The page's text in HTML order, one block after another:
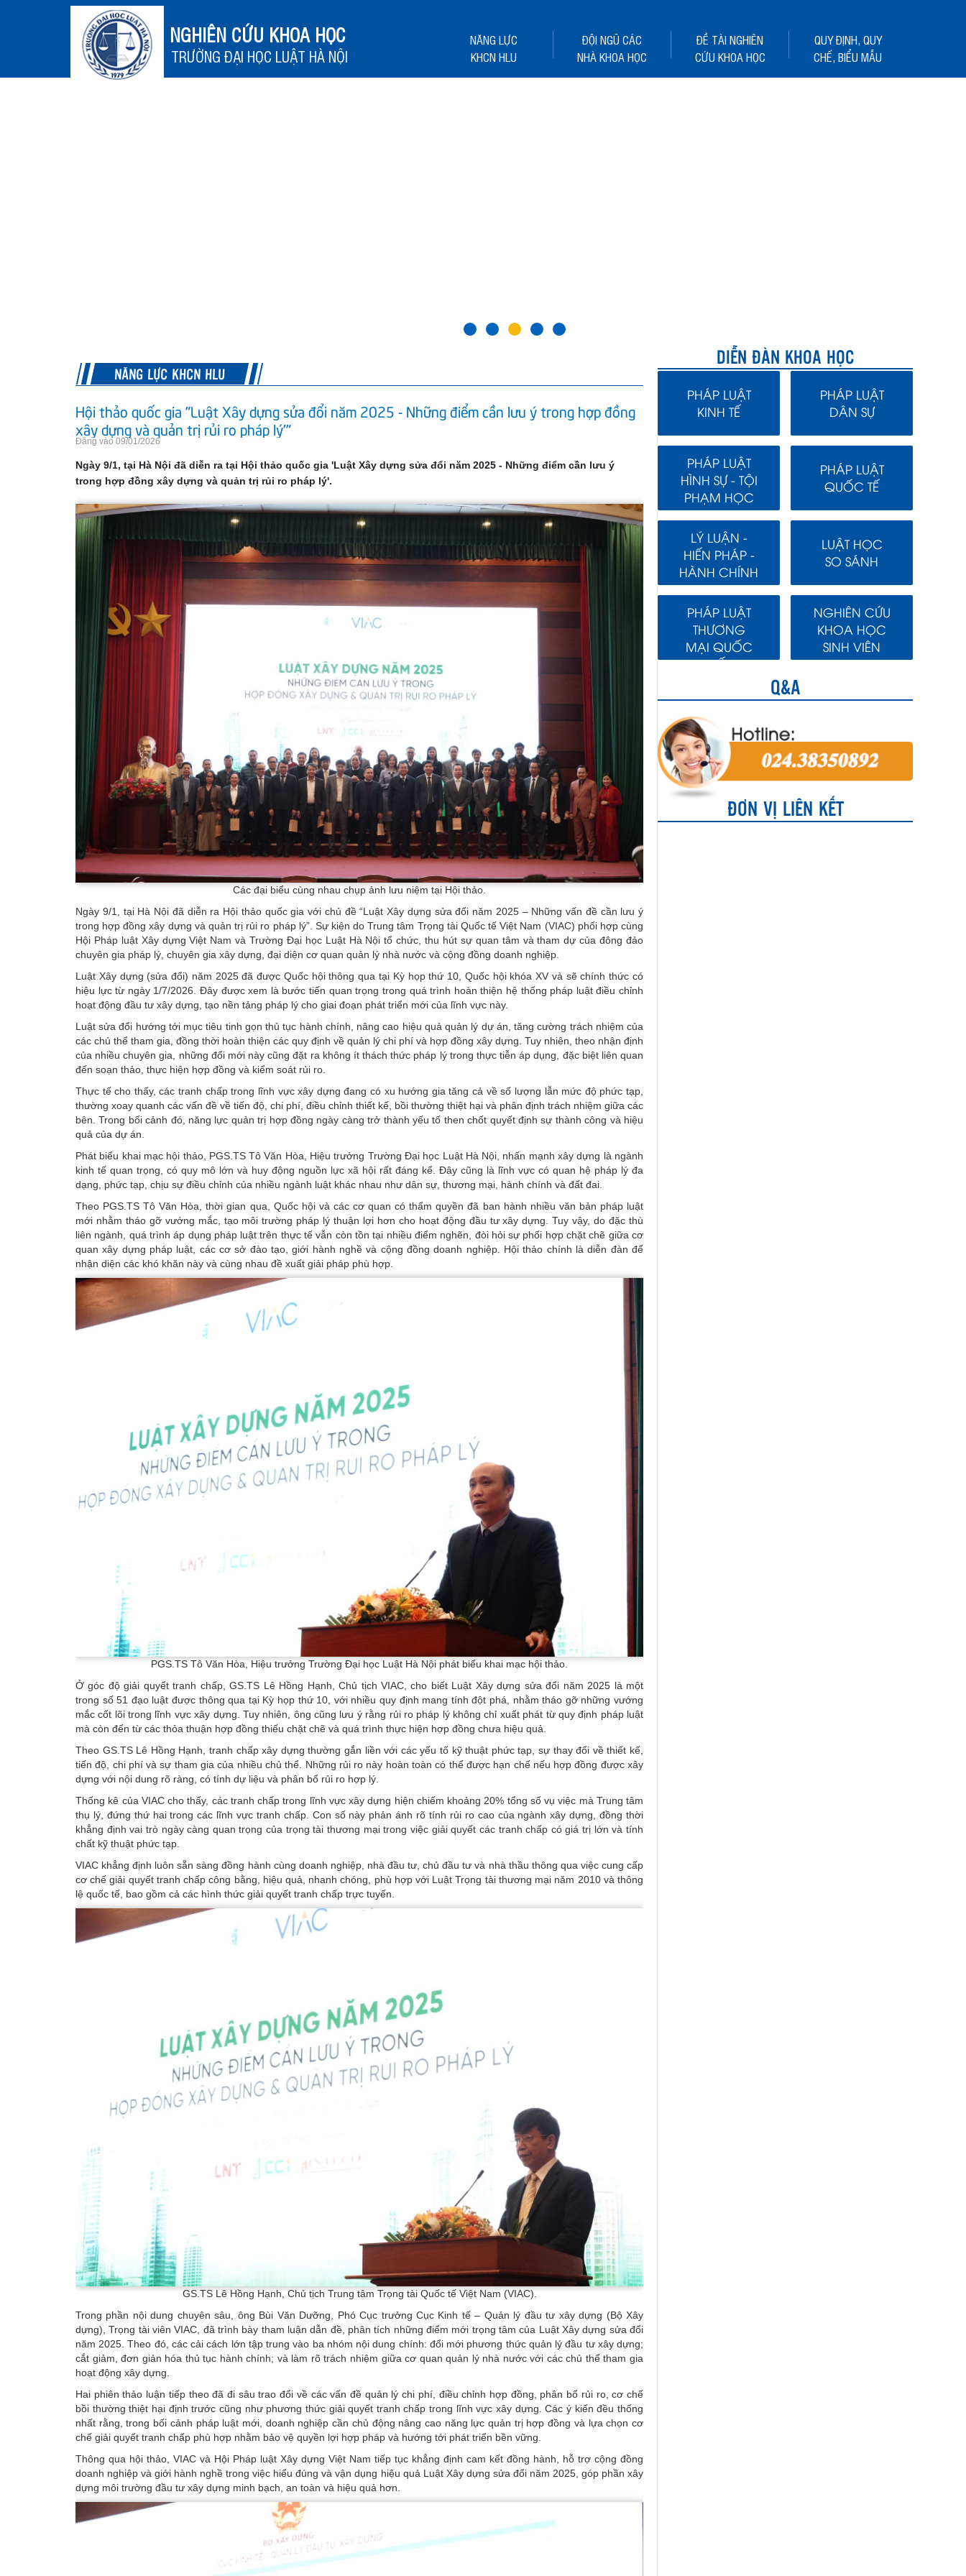
NGHIÊN CỨU KHOA HỌC
TRƯỜNG ĐẠI HỌC LUẬT HÀ NỘI
NĂNG LỰC
KHCN HLU
ĐỘI NGŨ CÁC
NHÀ KHOA HỌC
ĐỀ TÀI NGHIÊN
CỨU KHOA HỌC
QUY ĐỊNH, QUY
CHẾ, BIỂU MẪU
NĂNG LỰC KHCN HLU
Hội thảo quốc gia "Luật Xây dựng sửa đổi năm 2025 - Những điểm cần lưu ý trong hợp đồng
xây dựng và quản trị rủi ro pháp lý'"
Đăng vào 09/01/2026
Ngày 9/1, tại Hà Nội đã diễn ra tại Hội thảo quốc gia 'Luật Xây dựng sửa đổi năm 2025 - Những điểm cần lưu ý
trong hợp đồng xây dựng và quản trị rủi ro pháp lý'.
Các đại biểu cùng nhau chụp ảnh lưu niệm tại Hội thảo.
Ngày 9/1, tại Hà Nội đã diễn ra Hội thảo quốc gia với chủ đề “Luật Xây dựng sửa đổi năm 2025 – Những vấn đề cần lưu ý
trong hợp đồng xây dựng và quản trị rủi ro pháp lý”. Sự kiện do Trung tâm Trọng tài Quốc tế Việt Nam (VIAC) phối hợp cùng
Hội Pháp luật Xây dựng Việt Nam và Trường Đại học Luật Hà Nội tổ chức, thu hút sự quan tâm và tham dự của đông đảo
chuyên gia pháp lý, chuyên gia xây dựng, đại diện cơ quan quản lý nhà nước và cộng đồng doanh nghiệp.
Luật Xây dựng (sửa đổi) năm 2025 đã được Quốc hội thông qua tại Kỳ họp thứ 10, Quốc hội khóa XV và sẽ chính thức có
hiệu lực từ ngày 1/7/2026. Đây được xem là bước tiến quan trọng trong quá trình hoàn thiện hệ thống pháp luật điều chỉnh
hoạt động đầu tư xây dựng, tạo nền tảng pháp lý cho giai đoạn phát triển mới của lĩnh vực này.
Luật sửa đổi hướng tới mục tiêu tinh gọn thủ tục hành chính, nâng cao hiệu quả quản lý dự án, tăng cường trách nhiệm của
các chủ thể tham gia, đồng thời hoàn thiện các quy định về quản lý chi phí và hợp đồng xây dựng. Tuy nhiên, theo nhận định
của nhiều chuyên gia, những đổi mới này cũng đặt ra không ít thách thức pháp lý trong thực tiễn áp dụng, đặc biệt liên quan
đến soạn thảo, thực hiện hợp đồng và kiểm soát rủi ro.
Thực tế cho thấy, các tranh chấp trong lĩnh vực xây dựng đang có xu hướng gia tăng cả về số lượng lẫn mức độ phức tạp,
thường xoay quanh các vấn đề về tiến độ, chi phí, điều chỉnh thiết kế, bồi thường thiệt hại và phân định trách nhiệm giữa các
bên. Trong bối cảnh đó, năng lực quản trị hợp đồng ngày càng trở thành yếu tố then chốt quyết định sự thành công và hiệu
quả của dự án.
Phát biểu khai mạc hội thảo, PGS.TS Tô Văn Hòa, Hiệu trưởng Trường Đại học Luật Hà Nội, nhấn mạnh xây dựng là ngành
kinh tế quan trọng, có quy mô lớn và huy động nguồn lực xã hội rất đáng kể. Đây cũng là lĩnh vực có quan hệ pháp lý đa
dạng, phức tạp, chịu sự điều chỉnh của nhiều ngành luật khác nhau như dân sự, thương mại, hành chính và đất đai.
Theo PGS.TS Tô Văn Hòa, thời gian qua, Quốc hội và các cơ quan có thẩm quyền đã ban hành nhiều văn bản pháp luật
mới nhằm tháo gỡ vướng mắc, tạo môi trường pháp lý thuận lợi hơn cho hoạt động đầu tư xây dựng. Tuy vậy, do đặc thù
liên ngành, quá trình áp dụng pháp luật trên thực tế vẫn còn tồn tại nhiều điểm nghẽn, đòi hỏi sự phối hợp chặt chẽ giữa cơ
quan xây dựng pháp luật, các cơ sở đào tạo, giới hành nghề và cộng đồng doanh nghiệp. Hội thảo chính là diễn đàn để
nhận diện các khó khăn này và cùng nhau đề xuất giải pháp phù hợp.
PGS.TS Tô Văn Hòa, Hiệu trưởng Trường Đại học Luật Hà Nội phát biểu khai mạc hội thảo.
Ở góc độ giải quyết tranh chấp, GS.TS Lê Hồng Hạnh, Chủ tịch VIAC, cho biết Luật Xây dựng sửa đổi năm 2025 là một
trong số 51 đạo luật được thông qua tại Kỳ họp thứ 10, với nhiều quy định mang tính đột phá, nhằm tháo gỡ những vướng
mắc cốt lõi trong lĩnh vực xây dựng. Tuy nhiên, ông cũng lưu ý rằng rủi ro pháp lý không chỉ xuất phát từ quy định pháp luật
mà còn đến từ các thỏa thuận hợp đồng thiếu chặt chẽ và quá trình thực hiện hợp đồng chưa hiệu quả.
Theo GS.TS Lê Hồng Hạnh, tranh chấp xây dựng thường gắn liền với các yếu tố kỹ thuật phức tạp, sự thay đổi về thiết kế,
tiến độ, chi phí và sự tham gia của nhiều chủ thể. Những rủi ro này hoàn toàn có thể được hạn chế nếu hợp đồng được xây
dựng với nội dung rõ ràng, có tính dự liệu và phân bổ rủi ro hợp lý.
Thống kê của VIAC cho thấy, các tranh chấp trong lĩnh vực xây dựng hiện chiếm khoảng 20% tổng số vụ việc mà Trung tâm
thụ lý, đứng thứ hai trong các lĩnh vực tranh chấp. Con số này phản ánh rõ tính rủi ro cao của ngành xây dựng, đồng thời
khẳng định vai trò ngày càng quan trọng của trọng tài thương mại trong việc giải quyết các tranh chấp có giá trị lớn và tính
chất kỹ thuật phức tạp.
VIAC khẳng định luôn sẵn sàng đồng hành cùng doanh nghiệp, nhà đầu tư, chủ đầu tư và nhà thầu thông qua việc cung cấp
cơ chế giải quyết tranh chấp công bằng, hiệu quả, nhanh chóng, phù hợp với Luật Trọng tài thương mại năm 2010 và thông
lệ quốc tế, bao gồm cả các hình thức giải quyết tranh chấp trực tuyến.
GS.TS Lê Hồng Hạnh, Chủ tịch Trung tâm Trọng tài Quốc tế Việt Nam (VIAC).
Trong phần nội dung chuyên sâu, ông Bùi Văn Dưỡng, Phó Cục trưởng Cục Kinh tế – Quản lý đầu tư xây dựng (Bộ Xây
dựng), Trọng tài viên VIAC, đã trình bày tham luận dẫn đề, phân tích những điểm mới trọng tâm của Luật Xây dựng sửa đổi
năm 2025. Theo đó, các cải cách lớn tập trung vào ba nhóm nội dung chính: đổi mới phương thức quản lý đầu tư xây dựng;
cắt giảm, đơn giản hóa thủ tục hành chính; và làm rõ trách nhiệm giữa cơ quan quản lý nhà nước với các chủ thể tham gia
hoạt động xây dựng.
Hai phiên thảo luận tiếp theo đã đi sâu trao đổi về các vấn đề quản lý chi phí, điều chỉnh hợp đồng, phân bổ rủi ro, cơ chế
bồi thường thiệt hại định trước cũng như phương thức giải quyết tranh chấp trong lĩnh vực xây dựng. Các ý kiến đều thống
nhất rằng, trong bối cảnh pháp luật mới, doanh nghiệp cần chủ động nâng cao năng lực quản trị hợp đồng và lựa chọn cơ
chế giải quyết tranh chấp phù hợp nhằm bảo vệ quyền lợi hợp pháp và hướng tới phát triển bền vững.
Thông qua hội thảo, VIAC và Hội Pháp luật Xây dựng Việt Nam tiếp tục khẳng định cam kết đồng hành, hỗ trợ cộng đồng
doanh nghiệp và giới hành nghề trong việc hiểu đúng và vận dụng hiệu quả Luật Xây dựng sửa đổi năm 2025, góp phần xây
dựng môi trường đầu tư xây dựng minh bạch, an toàn và hiệu quả hơn.
DIỄN ĐÀN KHOA HỌC
PHÁP LUẬT
KINH TẾ
PHÁP LUẬT
DÂN SỰ
PHÁP LUẬT
HÌNH SỰ - TỘI
PHẠM HỌC
PHÁP LUẬT
QUỐC TẾ
LÝ LUẬN -
HIẾN PHÁP -
HÀNH CHÍNH
LUẬT HỌC
SO SÁNH
PHÁP LUẬT
THƯƠNG
MẠI QUỐC
TẾ
NGHIÊN CỨU
KHOA HỌC
SINH VIÊN
Q&A
ĐƠN VỊ LIÊN KẾT